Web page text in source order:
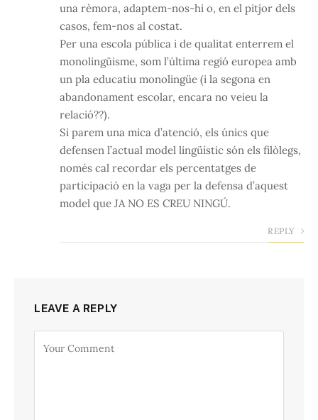
una rèmora, adaptem-nos-hi o, en el pitjor dels
casos, fem-nos al costat.
Per una escola pública i de qualitat enterrem el
monolingüisme, som l’última regió europea amb
un pla educatiu monolingüe (i la segona en
abandonament escolar, encara no veieu la
relació??).
Si parem una mica d’atenció, els únics que
defensen l’actual model lingüístic són els filòlegs,
només cal recordar els percentatges de
participació en la vaga per la defensa d’aquest
model que JA NO ES CREU NINGÚ.
REPLY
LEAVE A REPLY